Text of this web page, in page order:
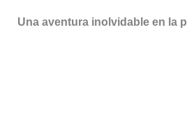
Una aventura inolvidable en la